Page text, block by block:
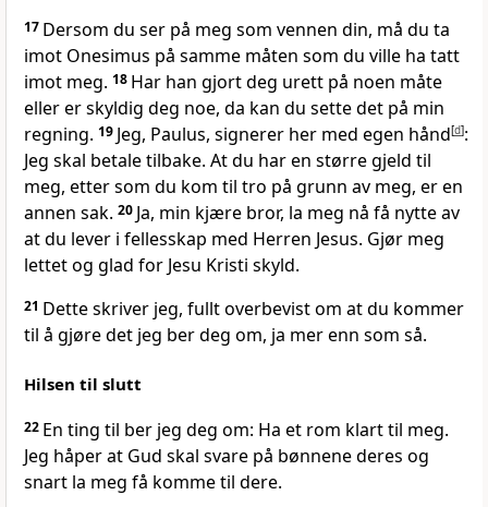
17 Dersom du ser på meg som vennen din, må du ta
imot Onesimus på samme måten som du ville ha tatt
imot meg. 18 Har han gjort deg urett på noen måte
eller er skyldig deg noe, da kan du sette det på min
regning. 19 Jeg, Paulus, signerer her med egen hånd[d]:
Jeg skal betale tilbake. At du har en større gjeld til
meg, etter som du kom til tro på grunn av meg, er en
annen sak. 20 Ja, min kjære bror, la meg nå få nytte av
at du lever i fellesskap med Herren Jesus. Gjør meg
lettet og glad for Jesu Kristi skyld.
21 Dette skriver jeg, fullt overbevist om at du kommer
til å gjøre det jeg ber deg om, ja mer enn som så.
Hilsen til slutt
22 En ting til ber jeg deg om: Ha et rom klart til meg.
Jeg håper at Gud skal svare på bønnene deres og
snart la meg få komme til dere.